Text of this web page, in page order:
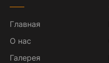
Главная
О нас
Галерея